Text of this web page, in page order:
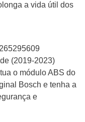
a vida útil dos
(2019-2023)
o módulo ABS do
Bosch e tenha a
e